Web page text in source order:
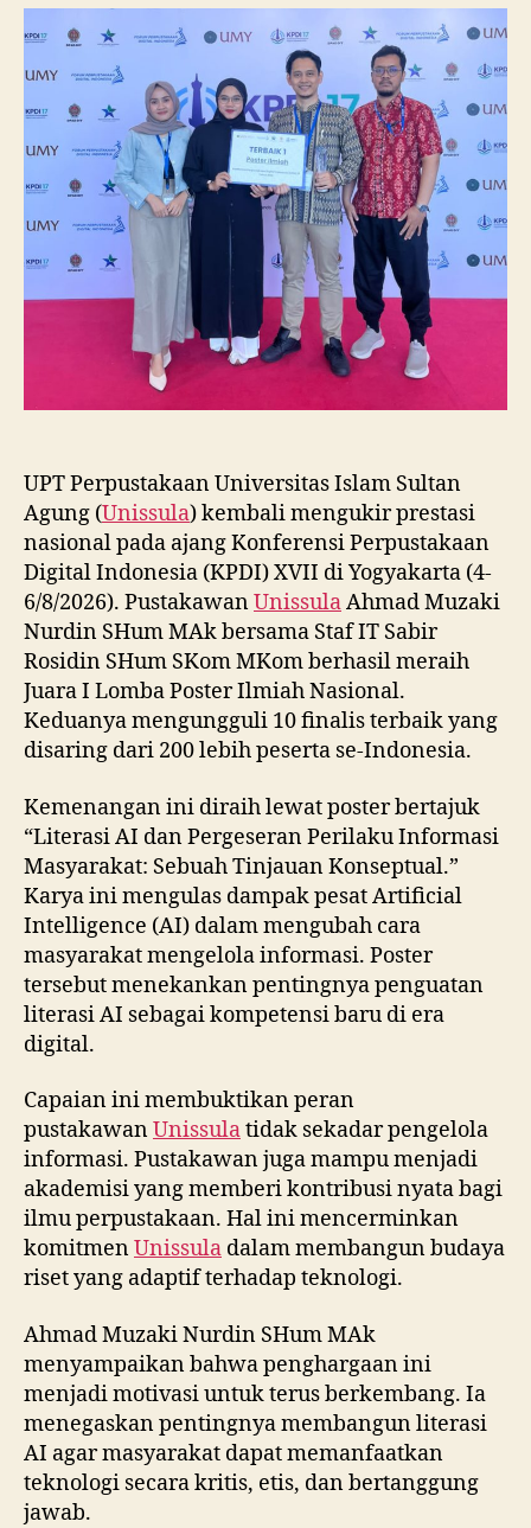
Raih
Juara
Lomba
Poster
Ilmiah
Nasional
di
KPDI
XVII
UPT Perpustakaan Universitas Islam Sultan
Agung (Unissula) kembali mengukir prestasi
nasional pada ajang Konferensi Perpustakaan
Digital Indonesia (KPDI) XVII di Yogyakarta (4-
6/8/2026). PustakawanUnissulaAhmad Muzaki
Nurdin SHum MAk bersama Staf IT Sabir
Rosidin SHum SKom MKom berhasil meraih
Juara I Lomba Poster Ilmiah Nasional.
Keduanya mengungguli 10 finalis terbaik yang
disaring dari 200 lebih peserta se-Indonesia.
Kemenangan ini diraih lewat poster bertajuk
“Literasi AI dan Pergeseran Perilaku Informasi
Masyarakat: Sebuah Tinjauan Konseptual.”
Karya ini mengulas dampak pesat Artificial
Intelligence (AI) dalam mengubah cara
masyarakat mengelola informasi. Poster
tersebut menekankan pentingnya penguatan
literasi AI sebagai kompetensi baru di era
digital.
Capaian ini membuktikan peran
pustakawanUnissulatidak sekadar pengelola
informasi. Pustakawan juga mampu menjadi
akademisi yang memberi kontribusi nyata bagi
ilmu perpustakaan. Hal ini mencerminkan
komitmenUnissula dalam membangun budaya
riset yang adaptif terhadap teknologi.
Ahmad Muzaki Nurdin SHum MAk
menyampaikan bahwa penghargaan ini
menjadi motivasi untuk terus berkembang. Ia
menegaskan pentingnya membangun literasi
AI agar masyarakat dapat memanfaatkan
teknologi secara kritis, etis, dan bertanggung
jawab.